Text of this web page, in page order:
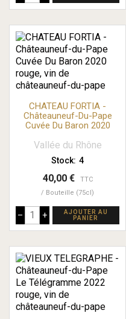
CHATEAU FORTIA -
Châteauneuf-Du-Pape
Cuvée Du Baron 2020
Vallée du Rhône
Stock: 4
40,00 €
TTC
Bouteille (75cl)
– +
AJOUTER AU
PANIER